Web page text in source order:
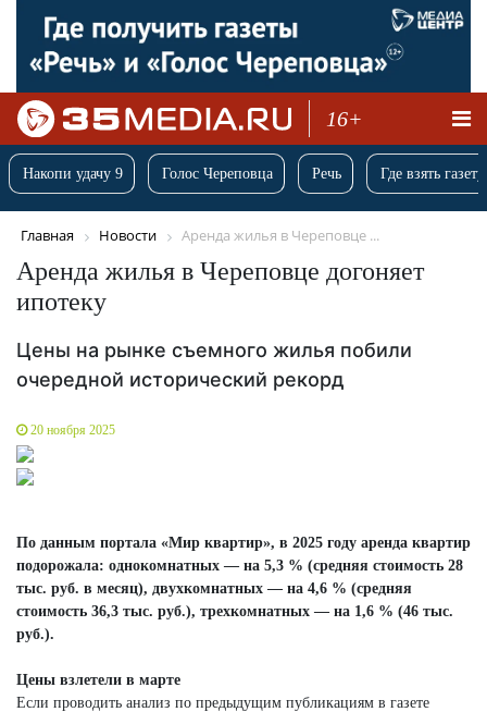
16+
Накопи удачу 9 Голос Череповца Речь Где взять
Главная Новости Аренда жилья в Череповце ...
Аренда жилья в Череповце догоняет
ипотеку
Цены на рынке съемного жилья побили
очередной исторический рекорд
20 ноября 2025
По данным портала «Мир квартир», в 2025 году аренда квартир
подорожала: однокомнатных — на 5,3 % (средняя стоимость 28
тыс. руб. в месяц), двухкомнатных — на 4,6 % (средняя
стоимость 36,3 тыс. руб.), трехкомнатных — на 1,6 % (46 тыс.
руб.).
Цены взлетели в марте
Если проводить анализ по предыдущим публикациям в газете